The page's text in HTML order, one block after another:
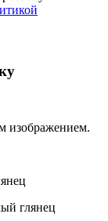
изображением.
глянец